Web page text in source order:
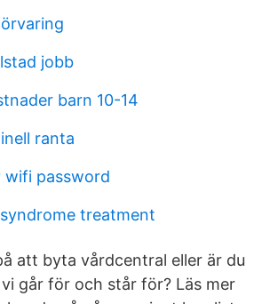
jobb
barn 10-14
ranta
wifi password
treatment
att byta vårdcentral eller är du
går för och står för? Läs mer